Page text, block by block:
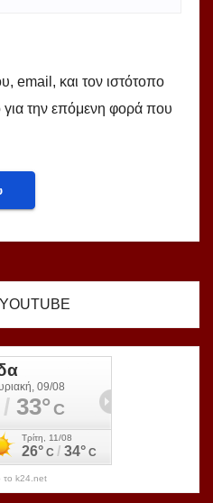
email, και τον ιστότοπο
την επόμενη φορά που
το k24.net